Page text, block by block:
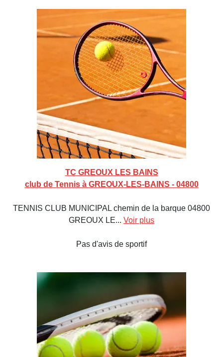
TC GREOUX LES BAINS
club de Tennis à GREOUX-LES-BAINS - 04800
TENNIS CLUB MUNICIPAL chemin de la barque 04800
GREOUX LE... Voir plus
Pas d'avis de sportif